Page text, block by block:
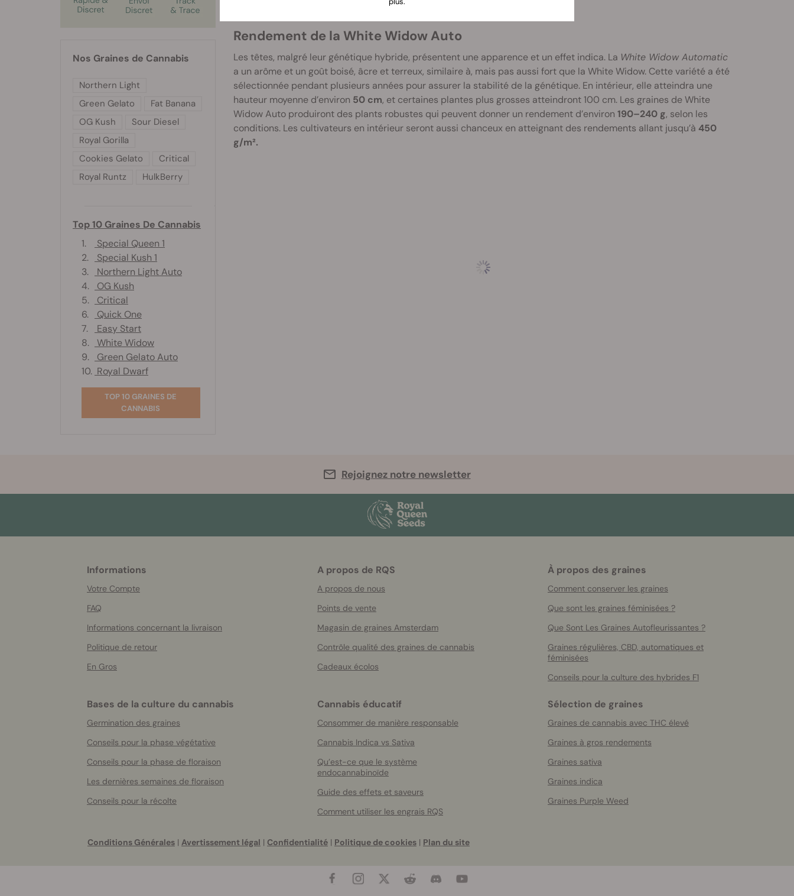
et ses effets physiques légèrement plus forts.
Rendement de la White Widow Auto
Les têtes, malgré leur génétique hybride, présentent une apparence et un effet indica. La White Widow Automatic
a un arôme et un goût boisé, âcre et terreux, similaire à, mais pas aussi fort que la White Widow. Cette variété a été
sélectionnée pendant plusieurs années pour assurer la stabilité de la génétique. En intérieur, elle atteindra une
hauteur moyenne d’environ 50 cm, et certaines plantes plus grosses atteindront 100 cm. Les graines de White
Widow Auto produiront des plants robustes qui peuvent donner un rendement d’environ 190–240 g, selon les
conditions. Les cultivateurs en intérieur seront aussi chanceux en atteignant des rendements allant jusqu’à 450
g/m².
Nos Graines de Cannabis
Northern Light
Green Gelato
Fat Banana
OG Kush
Sour Diesel
Royal Gorilla
Cookies Gelato
Critical
Royal Runtz
HulkBerry
Top 10 Graines De Cannabis
1.
Special Queen 1
2.
Special Kush 1
3.
Northern Light Auto
4.
OG Kush
5.
Critical
6.
Quick One
7.
Easy Start
8.
White Widow
9.
Green Gelato Auto
10. Royal Dwarf
TOP 10 GRAINES DE
CANNABIS
Rejoignez notre newsletter
Informations
Votre Compte
FAQ
Informations concernant la livraison
Politique de retour
En Gros
A propos de RQS
A propos de nous
Points de vente
Magasin de graines Amsterdam
Contrôle qualité des graines de cannabis
Cadeaux écolos
À propos des graines
Comment conserver les graines
Que sont les graines féminisées ?
Que Sont Les Graines Autofleurissantes ?
Graines régulières, CBD, automatiques et
féminisées
Conseils pour la culture des hybrides F1
Bases de la culture du cannabis
Germination des graines
Conseils pour la phase végétative
Conseils pour la phase de floraison
Les dernières semaines de floraison
Conseils pour la récolte
Cannabis éducatif
Consommer de manière responsable
Cannabis Indica vs Sativa
Qu’est-ce que le système
endocannabinoïde
Guide des effets et saveurs
Comment utiliser les engrais RQS
Sélection de graines
Graines de cannabis avec THC élevé
Graines à gros rendements
Graines sativa
Graines indica
Graines Purple Weed
Conditions Générales | Avertissement légal | Confidentialité | Politique de cookies | Plan du site